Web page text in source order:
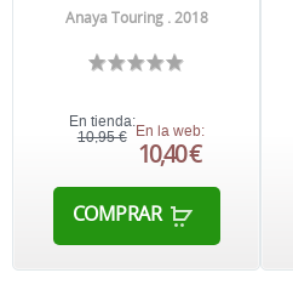
Anaya Touring . 2018
En tienda:
10,95 € En la web:
10,40 €
COMPRAR